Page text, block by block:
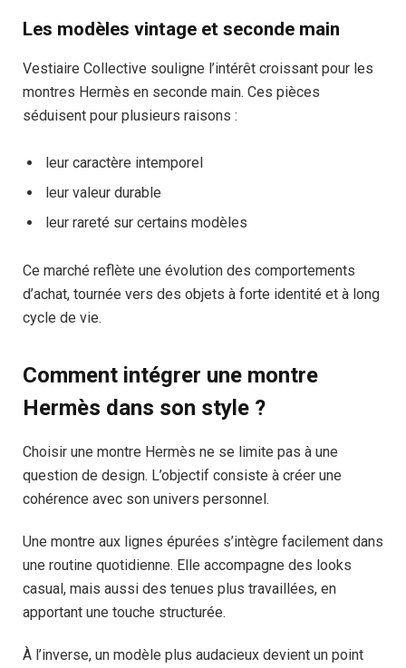
Les modèles vintage et seconde main
Vestiaire Collective souligne l’intérêt croissant pour les
montres Hermès en seconde main. Ces pièces
séduisent pour plusieurs raisons :
leur caractère intemporel
leur valeur durable
leur rareté sur certains modèles
Ce marché reflète une évolution des comportements
d’achat, tournée vers des objets à forte identité et à long
cycle de vie.
Comment intégrer une montre
Hermès dans son style ?
Choisir une montre Hermès ne se limite pas à une
question de design. L’objectif consiste à créer une
cohérence avec son univers personnel.
Une montre aux lignes épurées s’intègre facilement dans
une routine quotidienne. Elle accompagne des looks
casual, mais aussi des tenues plus travaillées, en
apportant une touche structurée.
À l’inverse, un modèle plus audacieux devient un point